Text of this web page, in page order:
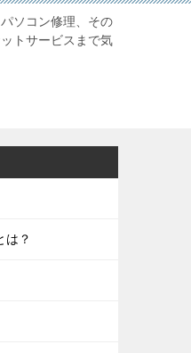
ソコン修理、その
トサービスまで気
は？